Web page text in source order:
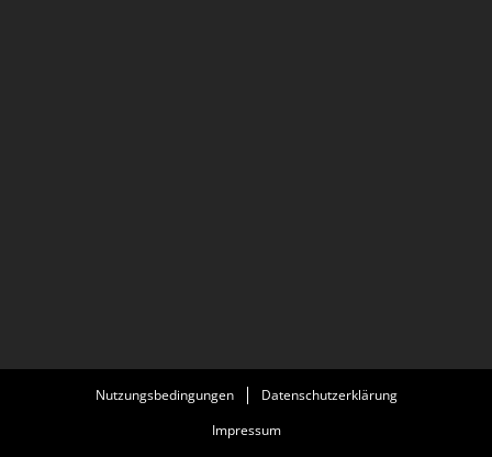
Nutzungsbedingungen
Datenschutzerklärung
Impressum